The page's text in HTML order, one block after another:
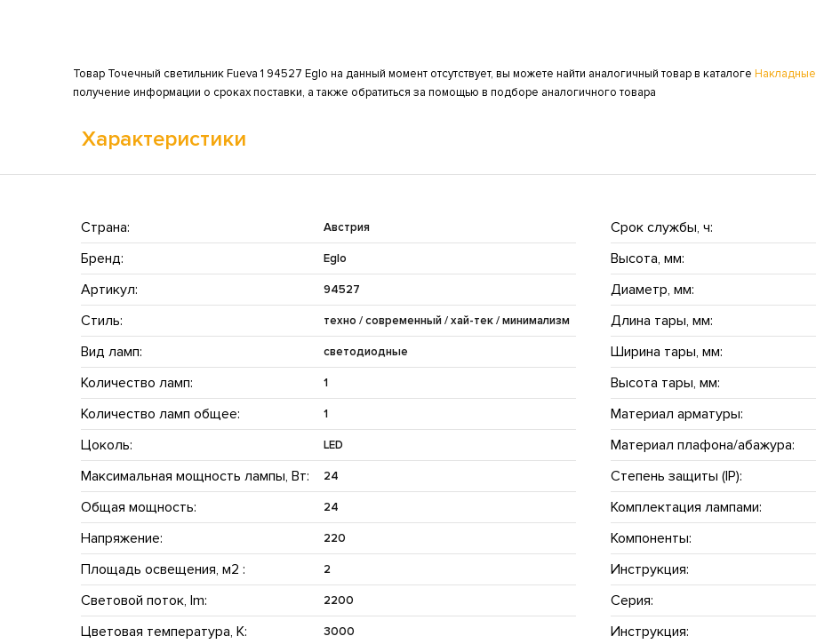
Товар Точечный светильник Fueva 1 94527 Eglo на данный момент отсутствует, вы можете найти аналогичный товар в каталоге Накладные
получение информации о сроках поставки, а также обратиться за помощью в подборе аналогичного товара
Характеристики
Страна: Австрия
Бренд: Eglo
Артикул: 94527
Стиль: техно / современный / хай-тек / минимализм
Вид ламп: светодиодные
Количество ламп: 1
Количество ламп общее: 1
Цоколь: LED
Максимальная мощность лампы, Вт: 24
Общая мощность: 24
Напряжение: 220
Площадь освещения, м2 : 2
Световой поток, lm: 2200
Цветовая температура, K: 3000
Срок службы, ч:
Высота, мм:
Диаметр, мм:
Длина тары, мм:
Ширина тары, мм:
Высота тары, мм:
Материал арматуры:
Материал плафона/абажура:
Степень защиты (IP):
Комплектация лампами:
Компоненты:
Инструкция:
Серия:
Инструкция: